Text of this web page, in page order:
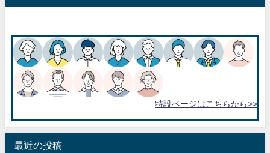
特設ページはこちらから>>
最近の投稿